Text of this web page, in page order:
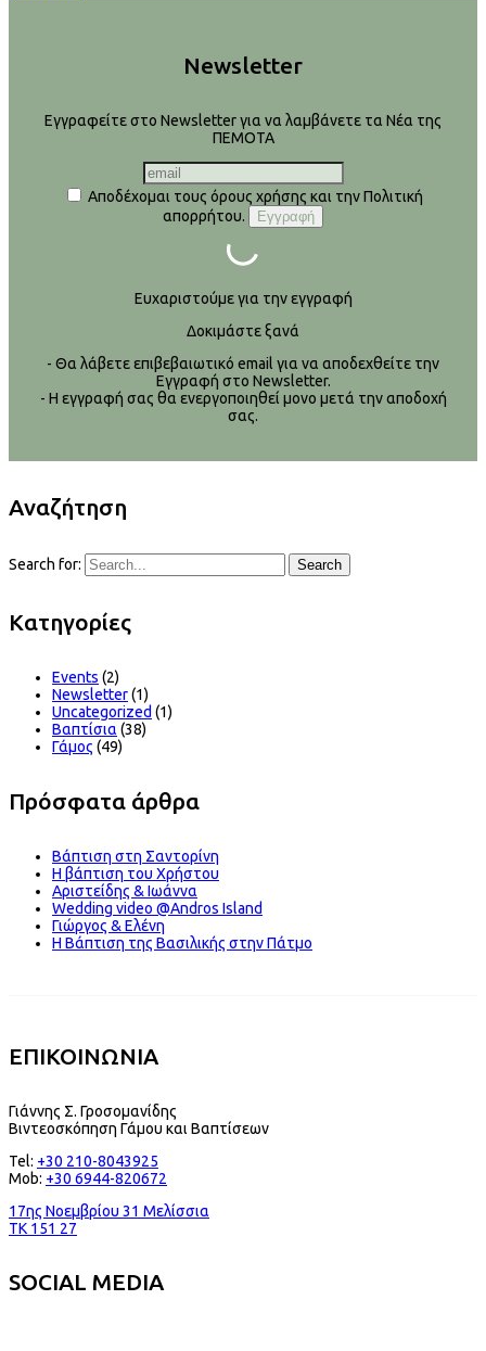
Newsletter
Εγγραφείτε στο Newsletter για να λαμβάνετε τα Νέα της
ΠΕΜΟΤΑ
Αποδέχομαι τους όρους χρήσης και την Πολιτική
απορρήτου.
Ευχαριστούμε για την εγγραφή
Δοκιμάστε ξανά
- Θα λάβετε επιβεβαιωτικό email για να αποδεχθείτε την
Εγγραφή στο Newsletter.
- Η εγγραφή σας θα ενεργοποιηθεί μονο μετά την αποδοχή
σας.
Αναζήτηση
Search for: Search
Kατηγορίες
Events (2)
Newsletter(1)
Uncategorized (1)
Βαπτίσια (38)
Γάμος (49)
Πρόσφατα άρθρα
Βάπτιση στη Σαντορίνη
Η βάπτιση του Χρήστου
Αριστείδης & Ιωάννα
Wedding video @Andros Island
Γιώργος & Ελένη
Η Βάπτιση της Βασιλικής στην Πάτμο
ΕΠΙΚΟΙΝΩΝΙΑ
Γιάννης Σ. Γροσομανίδης
Βιντεοσκόπηση Γάμου και Βαπτίσεων
Tel: +30 210-8043925
Mob: +30 6944-820672
17ης Νοεμβρίου 31 Μελίσσια
TK 151 27
SOCIAL MEDIA